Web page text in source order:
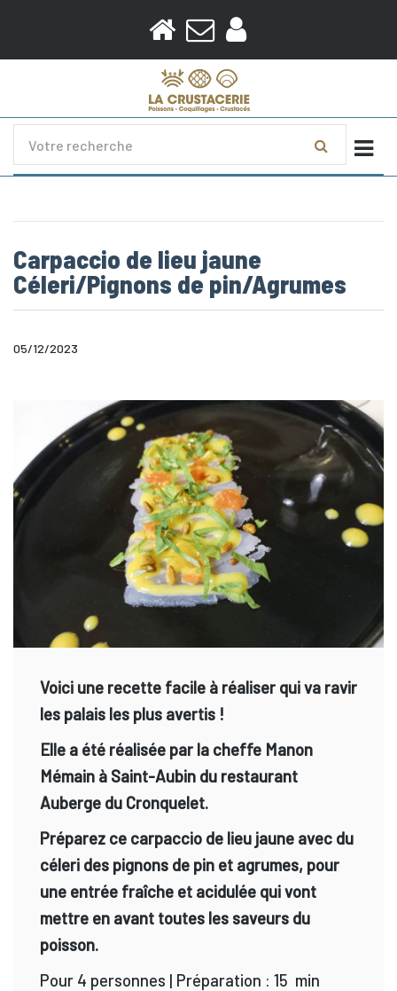
Carpaccio de lieu jaune
Céleri/Pignons de pin/Agrumes
05/12/2023
Voici une recette facile à réaliser qui va ravir
les palais les plus avertis !
Elle a été réalisée par la cheffe Manon
Mémain à Saint-Aubin du restaurant
Auberge du Cronquelet.
Préparez ce carpaccio de lieu jaune avec du
céleri des pignons de pin et agrumes, pour
une entrée fraîche et acidulée qui vont
mettre en avant toutes les saveurs du
poisson.
Pour 4 personnes | Préparation : 15 min